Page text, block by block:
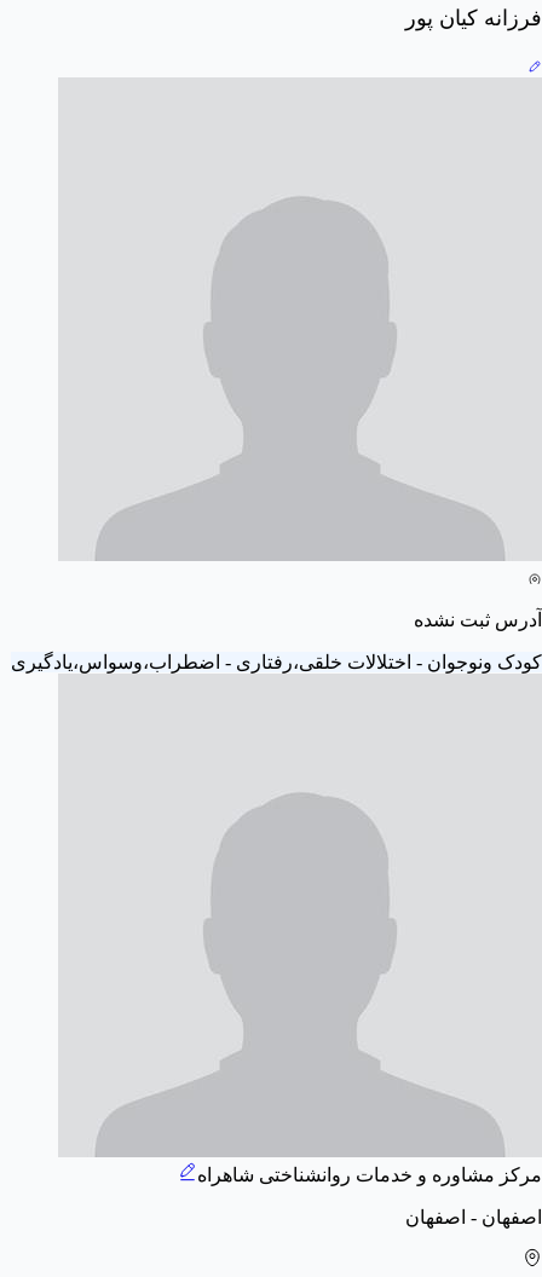
فرزانه کیان پور
آدرس ثبت نشده
کودک ونوجوان - اختلالات خلقی،رفتاری - اضطراب،وسواس،یادگیری
مرکز مشاوره و خدمات روانشناختی شاهراه
اصفهان - اصفهان